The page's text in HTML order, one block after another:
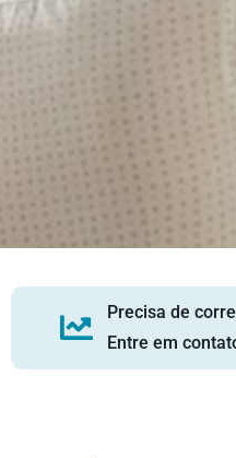
Precisa de
Entre em